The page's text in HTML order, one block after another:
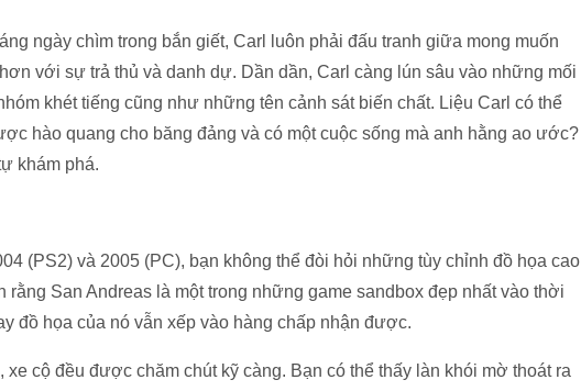
ngày chìm trong bắn giết, Carl luôn phải đấu tranh giữa mong muốn
với sự trả thủ và danh dự. Dần dần, Carl càng lún sâu vào những mối
khét tiếng cũng như những tên cảnh sát biến chất. Liệu Carl có thể
hào quang cho băng đảng và có một cuộc sống mà anh hằng ao ước?
khám phá.
(PS2) và 2005 (PC), bạn không thể đòi hỏi những tùy chỉnh đồ họa cao
rằng San Andreas là một trong những game sandbox đẹp nhất vào thời
đồ họa của nó vẫn xếp vào hàng chấp nhận được.
cộ đều được chăm chút kỹ càng. Bạn có thể thấy làn khói mờ thoát ra